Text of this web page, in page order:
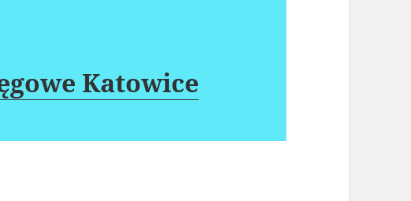
Katowice